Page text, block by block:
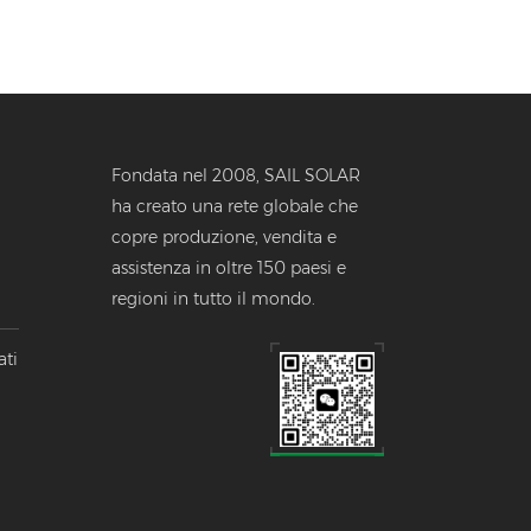
Fondata nel 2008, SAIL SOLAR
ha creato una rete globale che
copre produzione, vendita e
assistenza in oltre 150 paesi e
regioni in tutto il mondo.